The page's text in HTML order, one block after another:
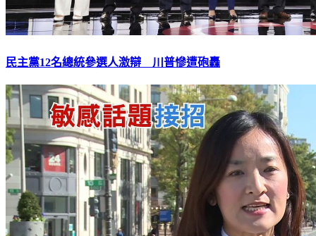
民主黨12名總統參選人激辯 川普慘遭砲轟